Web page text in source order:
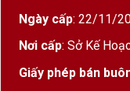
Ngày cấp: 22/11/
Nơi cấp: Sở Kế
Giấy phép bán